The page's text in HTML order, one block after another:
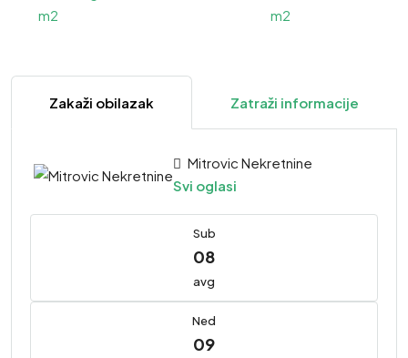
Zakaži obilazak Zatraži informacije
Mitrovic Nekretnine
Svi oglasi
Sub
08
avg
Ned
09